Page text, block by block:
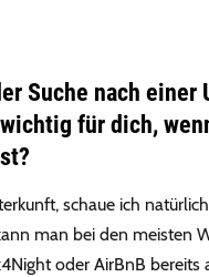
Suche nach einer
für dich,
schaue ich
man bei den meisten
oder AirBnB bereits